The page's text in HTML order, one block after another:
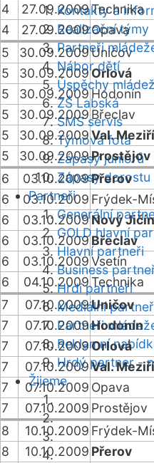
Kontakty a
Realizační týmy
Partneři
Nábor dětí
Úspěchy
ZŠ Labská
SMS servis
Týmová fota
Zápasy juniorů
Zápasy dorostu
Partneři
Generální
GOLD hlavní
Hlavní partneři
Business
Hrdí partneři
Mediální
Partneři
Reklamní
Hrdý partner -
Žijeme
4
27.09.2009Technika
4
27.09.2009Opava
5
30.09.2009Uničov
5
30.09.2009 Orlová
5
30.09.2009Hodonín
5
30.09.2009 Břeclav
5
30.09.2009Val.
5
30.09.2009Prostějov
6
03.10.2009Přerov
6
03.10.2009 Frýdek-
6
03.10.2009Nový Jičín
6
03.10.2009Břeclav
6
03.10.2009Vsetín
6
04.10.2009Technika
7
07.10.2009Uničov
7
07.10.2009Hodonín
7
07.10.2009Orlová
7
07.10.2009Val.
7
07.10.2009 Opava
7
07.10.2009 Prostějov
8
10.10.2009 Frýdek-
8
10.10.2009 Přerov